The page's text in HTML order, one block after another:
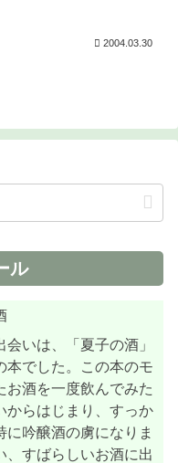
2004.03.30
ル
会いは、「夏子の酒」
本でした。この本のモ
お酒を一度飲んでみた
からはじまり、すっか
に吟醸酒の虜になりま
、すばらしいお酒に出